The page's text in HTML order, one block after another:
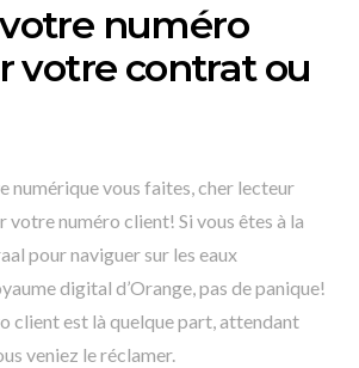
numéro
votre contrat ou
numérique vous faites, cher lecteur
votre numéro client! Si vous êtes à la
pour naviguer sur les eaux
digital d’Orange, pas de panique!
client est là quelque part, attendant
veniez le réclamer.